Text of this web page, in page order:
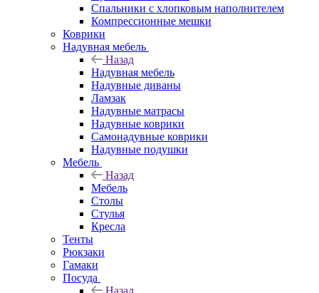
Спальники с хлопковым наполнителем
Компрессионные мешки
Коврики
Надувная мебель
Назад
Надувная мебель
Надувные диваны
Ламзак
Надувные матрасы
Надувные коврики
Самонадувные коврики
Надувные подушки
Мебель
Назад
Мебель
Столы
Стулья
Кресла
Тенты
Рюкзаки
Гамаки
Посуда
Назад